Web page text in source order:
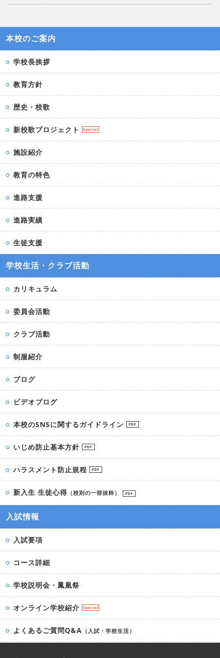
本校のご案内
学校長挨拶
教育方針
歴史・校歌
新校歌プロジェクト Special
施設紹介
教育の特色
進路支援
進路実績
生徒支援
学校生活・クラブ活動
カリキュラム
委員会活動
クラブ活動
制服紹介
ブログ
ビデオブログ
本校のSNSに関するガイドライン PDF
いじめ防止基本方針 PDF
ハラスメント防止規程 PDF
新入生 生徒心得 （校則の一部抜粋） PDF
入試情報
入試要項
コース詳細
学校説明会・鳳凰祭
オンライン学校紹介 Special
よくあるご質問Q&A （入試・学校生活）